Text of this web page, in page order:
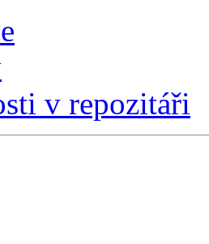
v repozitáři